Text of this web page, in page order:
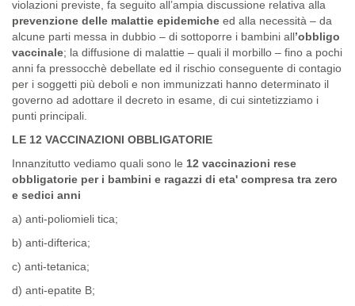
violazioni previste, fa seguito all’ampia discussione relativa alla
prevenzione delle malattie epidemiche ed alla necessità – da
alcune parti messa in dubbio – di sottoporre i bambini all’obbligo
vaccinale; la diffusione di malattie – quali il morbillo – fino a pochi
anni fa pressocchè debellate ed il rischio conseguente di contagio
per i soggetti più deboli e non immunizzati hanno determinato il
governo ad adottare il decreto in esame, di cui sintetizziamo i
punti principali.
LE 12 VACCINAZIONI OBBLIGATORIE
Innanzitutto vediamo quali sono le 12 vaccinazioni rese
obbligatorie per i bambini e ragazzi di eta' compresa tra zero
e sedici anni
a) anti-poliomieli tica;
b) anti-difterica;
c) anti-tetanica;
d) anti-epatite B;